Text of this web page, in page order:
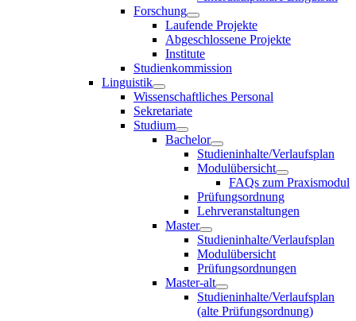
Forschung
Laufende Projekte
Abgeschlossene Projekte
Institute
Studienkommission
Linguistik
Wissenschaftliches Personal
Sekretariate
Studium
Bachelor
Studieninhalte/Verlaufsplan
Modulübersicht
FAQs zum Praxismodul
Prüfungsordnung
Lehrveranstaltungen
Master
Studieninhalte/Verlaufsplan
Modulübersicht
Prüfungsordnungen
Master-alt
Studieninhalte/Verlaufsplan
(alte Prüfungsordnung)